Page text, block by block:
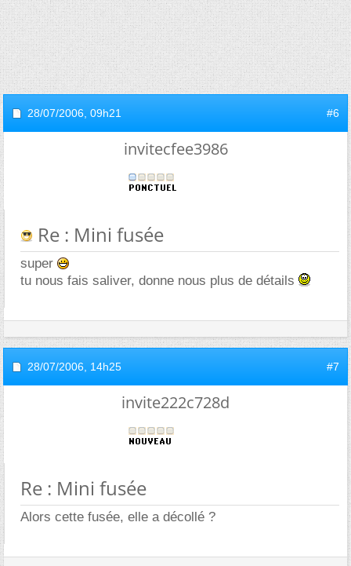
28/07/2006, 09h21 #6
invitecfee3986
Re : Mini fusée
super
tu nous fais saliver, donne nous plus de détails
28/07/2006, 14h25 #7
invite222c728d
Re : Mini fusée
Alors cette fusée, elle a décollé ?